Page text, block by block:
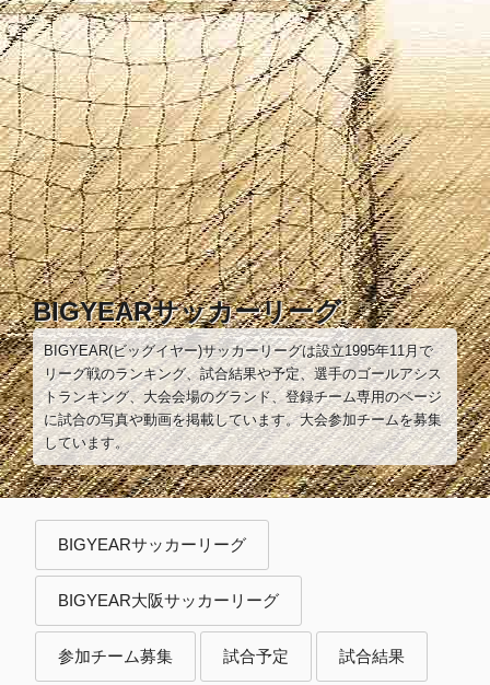
コ
ン
テ
ン
ツ
へ
ス
キ
ッ
プ
BIGYEARサッカーリーグ
BIGYEAR(ビッグイヤー)サッカーリーグは設立1995年11月で
リーグ戦のランキング、試合結果や予定、選手のゴールアシス
トランキング、大会会場のグランド、登録チーム専用のページ
に試合の写真や動画を掲載しています。大会参加チームを募集
しています。
BIGYEARサッカーリーグ
BIGYEAR大阪サッカーリーグ
参加チーム募集 試合予定 試合結果